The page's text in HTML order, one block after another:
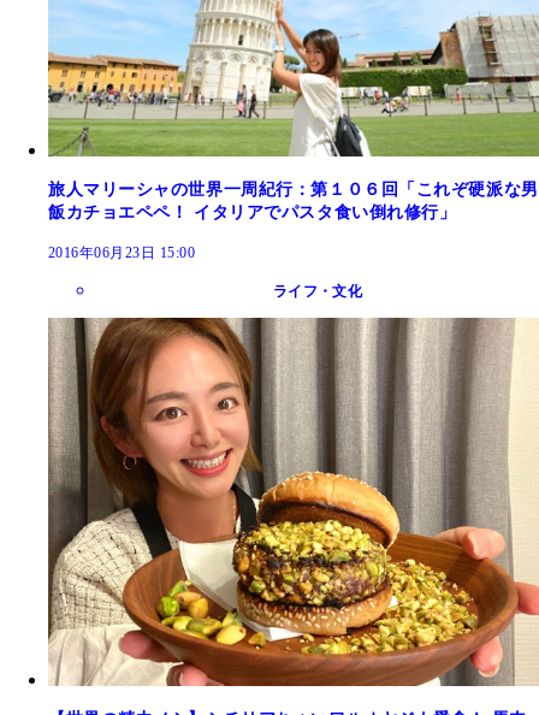
旅人マリーシャの世界一周紀行：第１０６回「これぞ硬派な男
飯カチョエペペ！ イタリアでパスタ食い倒れ修行」
2016年06月23日 15:00
ライフ・文化